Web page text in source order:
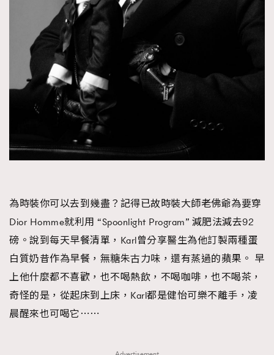
為時裝你可以去到幾盡？記得已故時裝大師老佛爺為要穿
Dior Homme就利用 “Spoonlight Program” 減肥法減去92
磅。說到每天早餐清單，Karl曾分享醫生為他訂製兩種蛋
白質奶昔作為早餐，無糖朱古力味，還有蒸過的蘋果。 早
上他什麼都不喜歡，也不喝熱飲，不喝咖啡，也不喝茶，
奇怪的是，從起床到上床，Karl都是健怡可樂不離手，凌
晨醒來也可喝它⋯⋯